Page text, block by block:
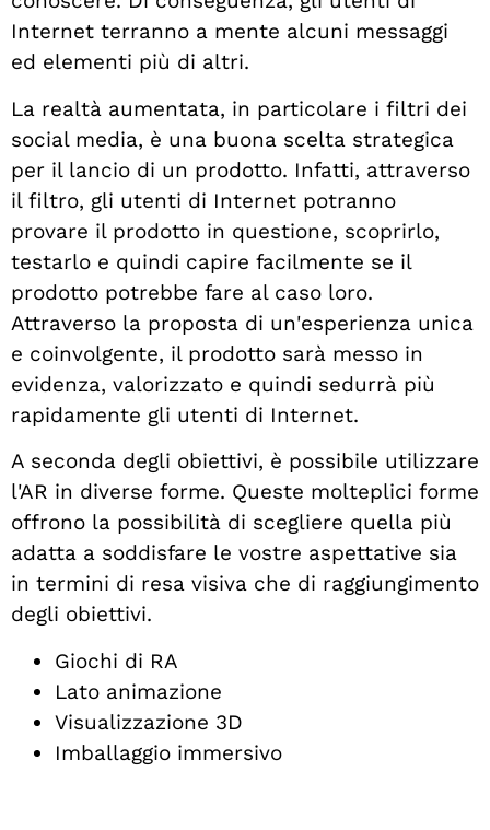
Internet terranno a mente alcuni messaggi
ed elementi più di altri.
La realtà aumentata, in particolare i filtri dei
social media, è una buona scelta strategica
per il lancio di un prodotto. Infatti, attraverso
il filtro, gli utenti di Internet potranno
provare il prodotto in questione, scoprirlo,
testarlo e quindi capire facilmente se il
prodotto potrebbe fare al caso loro.
Attraverso la proposta di un'esperienza unica
e coinvolgente, il prodotto sarà messo in
evidenza, valorizzato e quindi sedurrà più
rapidamente gli utenti di Internet.
A seconda degli obiettivi, è possibile utilizzare
l'AR in diverse forme. Queste molteplici forme
offrono la possibilità di scegliere quella più
adatta a soddisfare le vostre aspettative sia
in termini di resa visiva che di raggiungimento
degli obiettivi.
Giochi di RA
Lato animazione
Visualizzazione 3D
Imballaggio immersivo